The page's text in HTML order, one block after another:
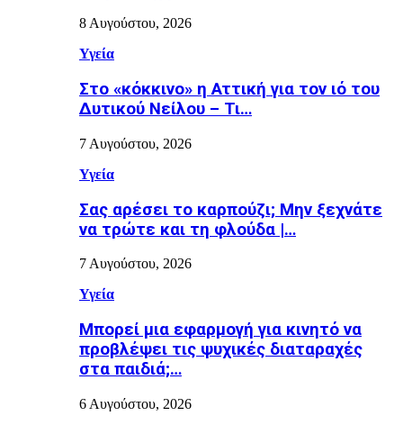
8 Αυγούστου, 2026
Υγεία
Στο «κόκκινο» η Αττική για τον ιό του
Δυτικού Νείλου – Τι…
7 Αυγούστου, 2026
Υγεία
Σας αρέσει το καρπούζι; Μην ξεχνάτε
να τρώτε και τη φλούδα |…
7 Αυγούστου, 2026
Υγεία
Μπορεί μια εφαρμογή για κινητό να
προβλέψει τις ψυχικές διαταραχές
στα παιδιά;…
6 Αυγούστου, 2026